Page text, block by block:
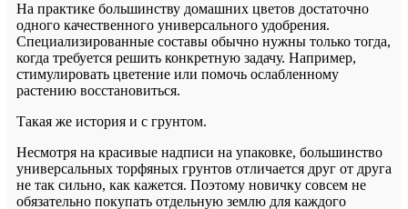
На практике большинству домашних цветов достаточно
одного качественного универсального удобрения.
Специализированные составы обычно нужны только тогда,
когда требуется решить конкретную задачу. Например,
стимулировать цветение или помочь ослабленному
растению восстановиться.
Такая же история и с грунтом.
Несмотря на красивые надписи на упаковке, большинство
универсальных торфяных грунтов отличается друг от друга
не так сильно, как кажется. Поэтому новичку совсем не
обязательно покупать отдельную землю для каждого